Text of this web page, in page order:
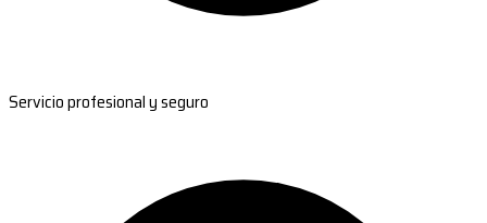
Servicio profesional y seguro